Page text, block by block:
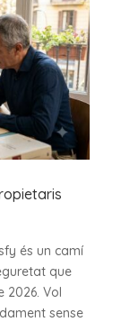
és un camí
que
2026. Vol
sense